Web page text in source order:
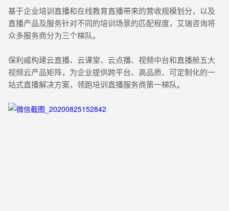
基于企业培训直播和在线教育直播带来的营收规模划分，以及
直播产品及服务针对不同的培训场景的匹配程度，艾瑞咨询将
众多服务商分为三个梯队。
保利威构建云直播、云课堂、云点播、视频中台和直播舱五大
视频云产品矩阵，为企业提供跨平台、高品质、可定制化的一
站式直播解决方案，领跑培训直播服务商第一梯队。